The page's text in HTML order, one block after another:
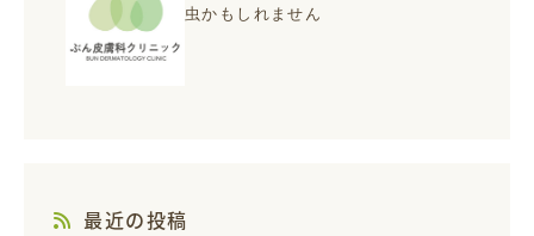
虫かもしれません
最近の投稿